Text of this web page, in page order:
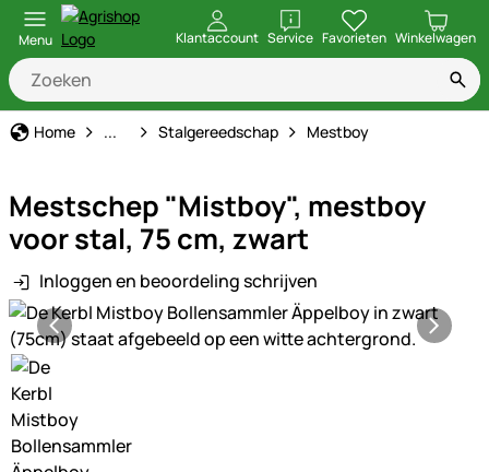
Menu Klantaccount ServiceopenenFavorieten Winkelwagen
Home Stal & Erf
... Stalgereedschap Mestboy
Mestschep "Mistboy", mestboy
voor stal, 75 cm, zwart
Inloggen en beoordeling schrijven
Productgalerij